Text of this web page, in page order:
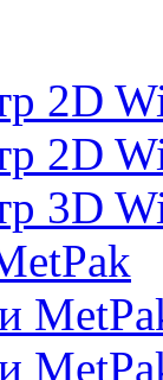
2D
2D
3D